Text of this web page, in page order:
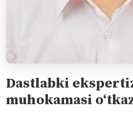
Dastlabki
muhokamasi